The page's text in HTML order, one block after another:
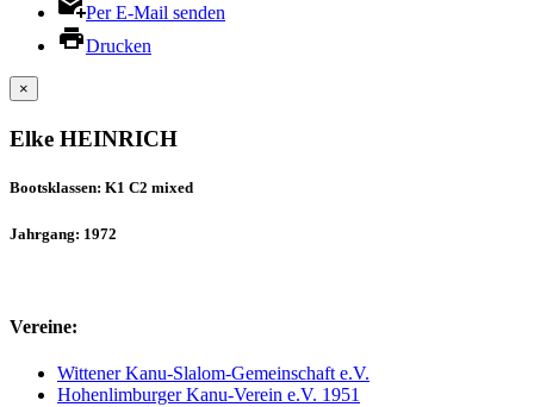
Per E-Mail senden
Drucken
×
Elke HEINRICH
Bootsklassen: K1 C2 mixed
Jahrgang: 1972
Vereine:
Wittener Kanu-Slalom-Gemeinschaft e.V.
Hohenlimburger Kanu-Verein e.V. 1951